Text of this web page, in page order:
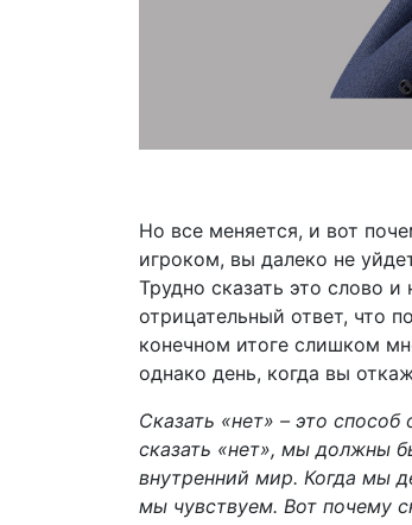
Но все меняется, и вот
игроком, вы далеко не
Трудно сказать это слово
отрицательный ответ, что
конечном итоге слишком
однако день, когда вы
Сказать «нет» – это
сказать «нет», мы должны
внутренний мир. Когда мы
мы чувствуем. Вот почему